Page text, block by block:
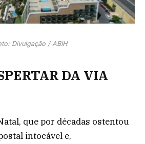
Divulgação / ABIH
DA VIA
que por décadas ostentou
intocável e,